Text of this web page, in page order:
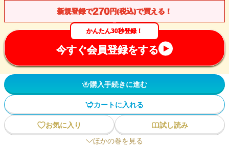
新規登録で270円(税込)で買える！
かんたん30秒登録！
今すぐ会員登録をする
購入手続きに進む
カートに入れる
お気に入り
試し読み
ほかの巻を見る